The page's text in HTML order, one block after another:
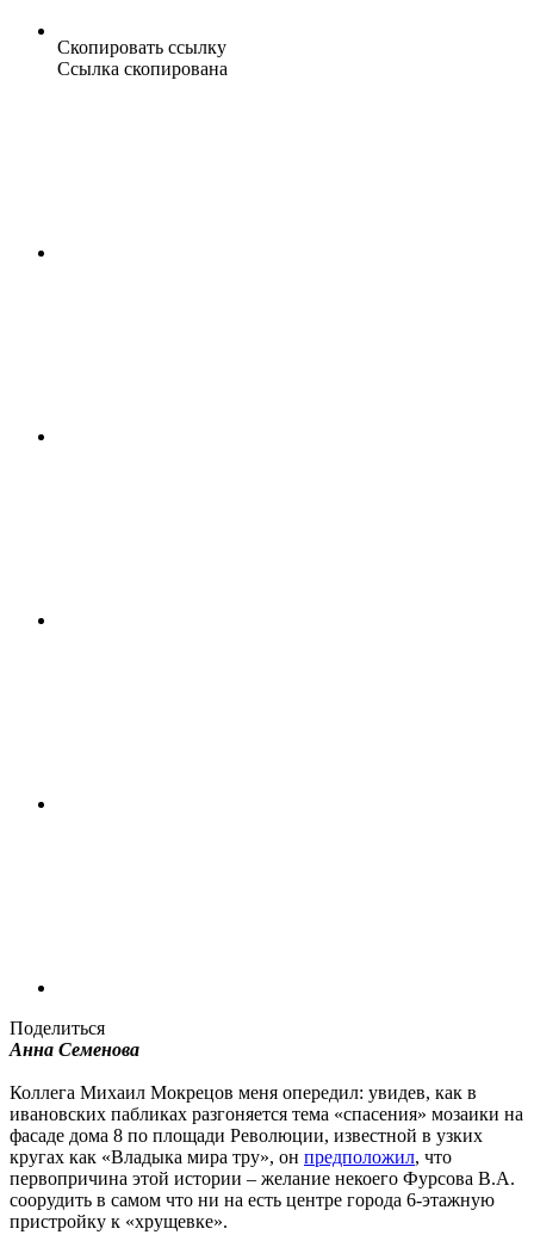
Скопировать ссылку
Ссылка скопирована
Поделиться
Анна Семенова
Коллега Михаил Мокрецов меня опередил: увидев, как в
ивановских пабликах разгоняется тема «спасения» мозаики на
фасаде дома 8 по площади Революции, известной в узких
кругах как «Владыка мира тру», он предположил, что
первопричина этой истории – желание некоего Фурсова В.А.
соорудить в самом что ни на есть центре города 6-этажную
пристройку к «хрущевке».